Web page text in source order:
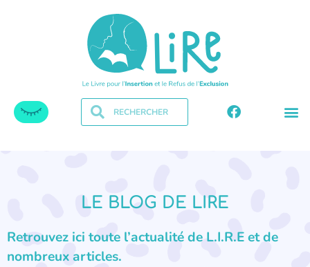
LE BLOG DE LIRE
Retrouvez ici toute l’actualité de L.I.R.E et de
nombreux articles.